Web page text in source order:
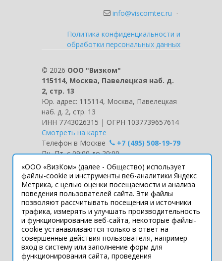
info@viscomtec.ru ·
Политика конфиденциальности и
обработки персональных данных
© 2026 ООО "Визком"
115114, Москва, Павелецкая наб. д.
2, стр. 13
Юр. адрес: 115114, Москва, Павелецкая
наб. д. 2, стр. 13
ИНН 7743026315 | ОГРН 1037739657614
Смотреть на карте
Телефон в Москве
+7 (495) 508-19-79
Пн.-Пт. с 09:00 до 20:00
Интернет-сайт носит информационный
характер и ни при каких условиях не
является публичной офертой, которая
определяется положениями статьи 437
Гражданского кодекса РФ.
Технические параметры (спецификация)
и комплект поставки товара могут быть
изменены производителем без
предварительного уведомления.
«ООО «ВизКом» (далее - Общество) использует
файлы-cookie и инструменты веб-аналитики Яндекс
Метрика, с целью оценки посещаемости и анализа
поведения пользователей сайта. Эти файлы
позволяют рассчитывать посещения и источники
трафика, измерять и улучшать производительность
и функционирование веб-сайта, некоторые файлы-
cookie устанавливаются только в ответ на
совершенные действия пользователя, например
вход в систему или заполнение форм для
функционирования сайта, проведения